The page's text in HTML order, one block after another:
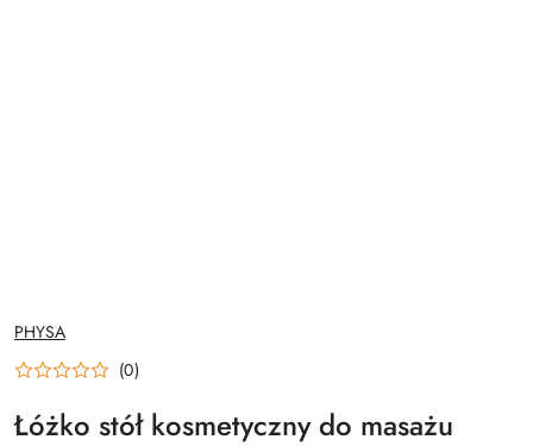
NAZWA
PRODUCENTA:
PHYSA
(0)
Łóżko stół kosmetyczny do masażu